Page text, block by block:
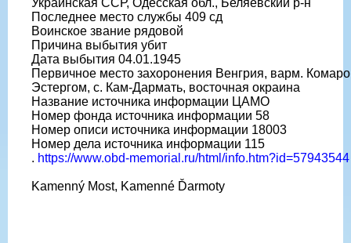
Украинская ССР, Одесская обл., Беляевский р-н
Последнее место службы 409 сд
Воинское звание рядовой
Причина выбытия убит
Дата выбытия 04.01.1945
Первичное место захоронения Венгрия, варм.
Эстергом, с. Кам-Дармать, восточная окраина
Название источника информации ЦАМО
Номер фонда источника информации 58
Номер описи источника информации 18003
Номер дела источника информации 115
. https://www.obd-memorial.ru/html/info.htm?id=57943544
Kamenný Most, Kamenné Ďarmoty